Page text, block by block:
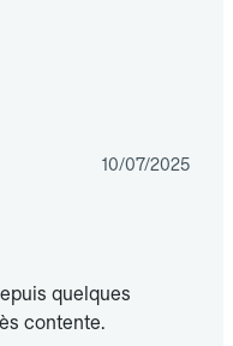
10/07/2025
quelques
contente.